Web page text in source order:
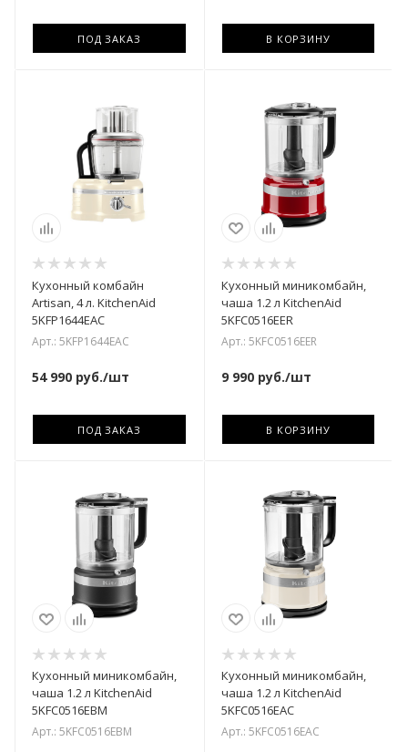
ПОД ЗАКАЗ В КОРЗИНУ
Кухонный комбайн
Artisan, 4 л. KitchenAid
5KFP1644EAC
Арт.: 5KFP1644EAC
54 990 руб./шт
ПОД ЗАКАЗ
Кухонный миникомбайн,
чаша 1.2 л KitchenAid
5KFC0516EER
Арт.: 5KFC0516EER
9 990руб./шт
В КОРЗИНУ
Кухонный миникомбайн,
чаша 1.2 л KitchenAid
5KFC0516EBM
Арт.: 5KFC0516EBM
Кухонный миникомбайн,
чаша 1.2 л KitchenAid
5KFC0516EAC
Арт.: 5KFC0516EAC